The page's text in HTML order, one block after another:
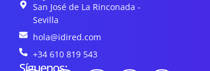
San José de La Rinconada -
Sevilla
hola@idired.com
+34 610 819 543
Síguenos: